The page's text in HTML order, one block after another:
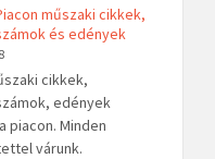
műszaki cikkek,
és edények
cikkek,
edények
piacon. Minden
várunk.